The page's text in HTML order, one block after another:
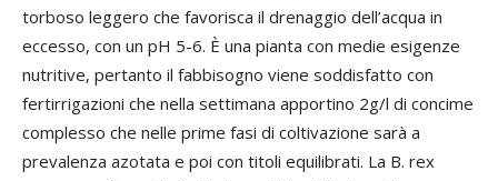
torboso leggero che favorisca il drenaggio dell’acqua in
eccesso, con un pH 5-6. È una pianta con medie esigenze
nutritive, pertanto il fabbisogno viene soddisfatto con
fertirrigazioni che nella settimana apportino 2g/l di concime
complesso che nelle prime fasi di coltivazione sarà a
prevalenza azotata e poi con titoli equilibrati. La B. rex